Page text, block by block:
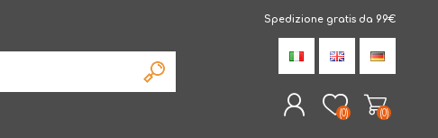
Spedizione gratis da 99€
(0) (0)